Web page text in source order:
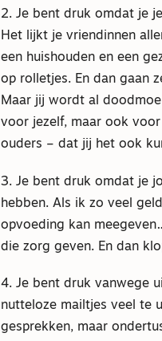
2. Je bent druk omdat je
Het lijkt je vriendinnen
een huishouden en een
op rolletjes. En dan gaan
Maar jij wordt al
voor jezelf, maar ook
ouders – dat jij het ook
3. Je bent druk omdat je
hebben. Als ik zo veel
opvoeding kan
die zorg geven. En dan
4. Je bent druk vanwege
nutteloze mailtjes veel te
gesprekken, maar